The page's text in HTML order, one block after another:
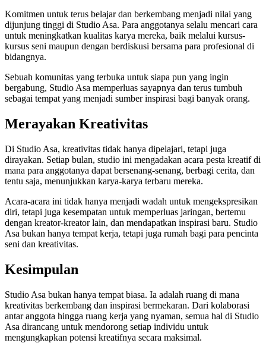
Komitmen untuk terus belajar dan berkembang menjadi nilai yang
dijunjung tinggi di Studio Asa. Para anggotanya selalu mencari cara
untuk meningkatkan kualitas karya mereka, baik melalui kursus-
kursus seni maupun dengan berdiskusi bersama para profesional di
bidangnya.
Sebuah komunitas yang terbuka untuk siapa pun yang ingin
bergabung, Studio Asa memperluas sayapnya dan terus tumbuh
sebagai tempat yang menjadi sumber inspirasi bagi banyak orang.
Merayakan Kreativitas
Di Studio Asa, kreativitas tidak hanya dipelajari, tetapi juga
dirayakan. Setiap bulan, studio ini mengadakan acara pesta kreatif di
mana para anggotanya dapat bersenang-senang, berbagi cerita, dan
tentu saja, menunjukkan karya-karya terbaru mereka.
Acara-acara ini tidak hanya menjadi wadah untuk mengekspresikan
diri, tetapi juga kesempatan untuk memperluas jaringan, bertemu
dengan kreator-kreator lain, dan mendapatkan inspirasi baru. Studio
Asa bukan hanya tempat kerja, tetapi juga rumah bagi para pencinta
seni dan kreativitas.
Kesimpulan
Studio Asa bukan hanya tempat biasa. Ia adalah ruang di mana
kreativitas berkembang dan inspirasi bermekaran. Dari kolaborasi
antar anggota hingga ruang kerja yang nyaman, semua hal di Studio
Asa dirancang untuk mendorong setiap individu untuk
mengungkapkan potensi kreatifnya secara maksimal.